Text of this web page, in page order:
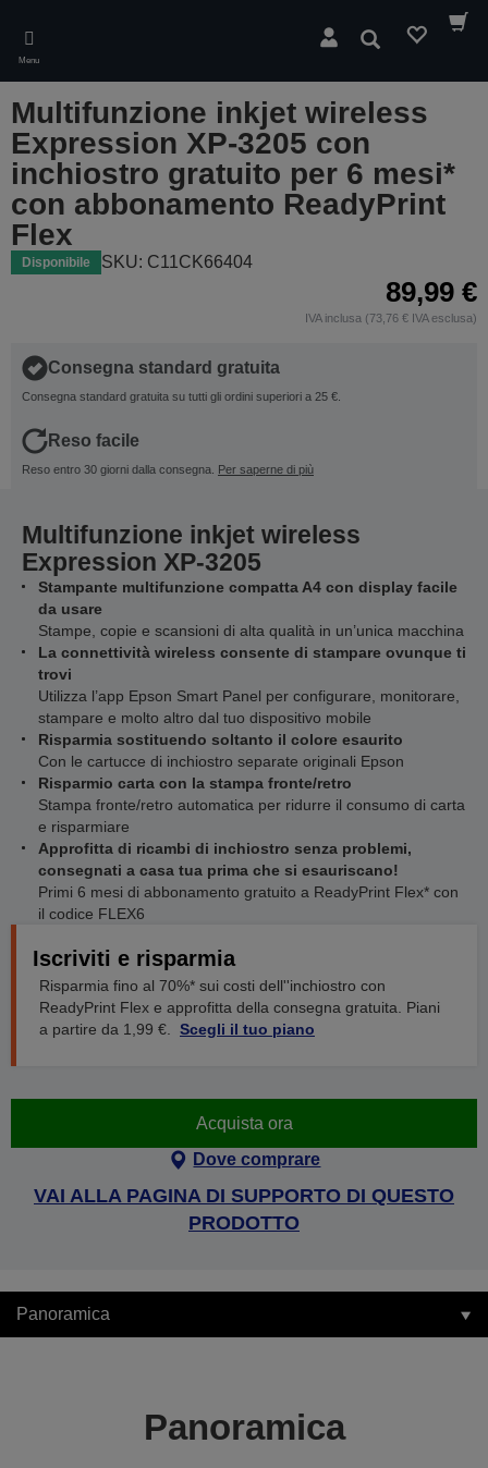
main
content
Menu
Cerca
Multifunzione inkjet wireless
Expression XP-3205 con
inchiostro gratuito per 6 mesi*
con abbonamento ReadyPrint
Flex
Disponibile SKU: C11CK66404
89,99 €
IVA inclusa (73,76 € IVA esclusa)
Consegna standard gratuita
Consegna standard gratuita su tutti gli ordini superiori a 25 €.
Reso facile
Reso entro 30 giorni dalla consegna. Per saperne di più
Multifunzione inkjet wireless
Expression XP-3205
Stampante multifunzione compatta A4 con display facile
da usare
Stampe, copie e scansioni di alta qualità in un’unica macchina
La connettività wireless consente di stampare ovunque ti
trovi
Utilizza l’app Epson Smart Panel per configurare, monitorare,
stampare e molto altro dal tuo dispositivo mobile
Risparmia sostituendo soltanto il colore esaurito
Con le cartucce di inchiostro separate originali Epson
Risparmio carta con la stampa fronte/retro
Stampa fronte/retro automatica per ridurre il consumo di carta
e risparmiare
Approfitta di ricambi di inchiostro senza problemi,
consegnati a casa tua prima che si esauriscano!
Primi 6 mesi di abbonamento gratuito a ReadyPrint Flex* con
il codice FLEX6
Iscriviti e risparmia
Risparmia fino al 70%* sui costi dell''inchiostro con
ReadyPrint Flex e approfitta della consegna gratuita. Piani
a partire da 1,99 €.
Scegli il tuo piano
Acquista ora
Dove comprare
VAI ALLA PAGINA DI SUPPORTO DI QUESTO
PRODOTTO
Panoramica
Panoramica